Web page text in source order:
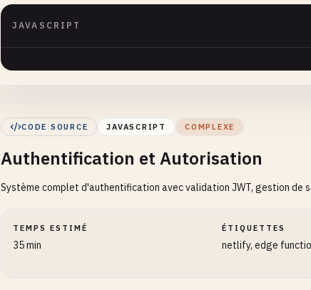
JAVASCRIPT
CODE SOURCE JAVASCRIPT COMPLEXE
Authentification et Autorisation
Système complet d'authentification avec validation JWT, gestion de
TEMPS ESTIMÉ
35 min
ÉTIQUETTES
netlify, edge